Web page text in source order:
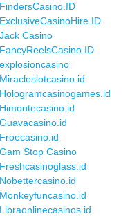
FindersCasino.ID
ExclusiveCasinoHire.ID
Jack Casino
FancyReelsCasino.ID
explosioncasino
Miracleslotcasino.id
Hologramcasinogames.id
Himontecasino.id
Guavacasino.id
Froecasino.id
Gam Stop Casino
Freshcasinoglass.id
Nobettercasino.id
Monkeyfuncasino.id
Libraonlinecasinos.id